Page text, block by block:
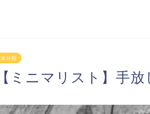
未分類
【ミニマリスト】手